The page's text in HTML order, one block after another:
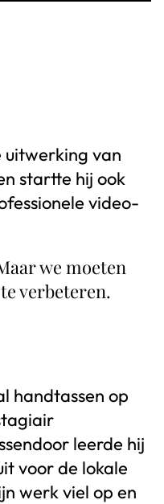
uitwerking van
startte hij ook
video-
we moeten
verbeteren.
handtassen op
leerde hij
voor de lokale
werk viel op en